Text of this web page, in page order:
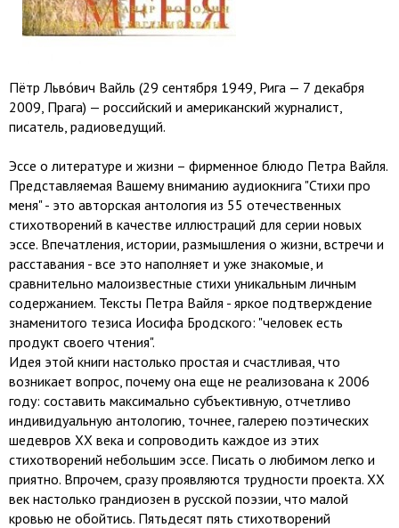
Пётр Льво́вич Вайль (29 сентября 1949, Рига — 7 декабря
2009, Прага) — российский и американский журналист,
писатель, радиоведущий.
Эссе о литературе и жизни – фирменное блюдо Петра Вайля.
Представляемая Вашему вниманию аудиокнига "Стихи про
меня" - это авторская антология из 55 отечественных
стихотворений в качестве иллюстраций для серии новых
эссе. Впечатления, истории, размышления о жизни, встречи и
расставания - все это наполняет и уже знакомые, и
сравнительно малоизвестные стихи уникальным личным
содержанием. Тексты Петра Вайля - яркое подтверждение
знаменитого тезиса Иосифа Бродского: "человек есть
продукт своего чтения".
Идея этой книги настолько простая и счастливая, что
возникает вопрос, почему она еще не реализована к 2006
году: составить максимально субъективную, отчетливо
индивидуальную антологию, точнее, галерею поэтических
шедевров ХХ века и сопроводить каждое из этих
стихотворений небольшим эссе. Писать о любимом легко и
приятно. Впрочем, сразу проявляются трудности проекта. ХХ
век настолько грандиозен в русской поэзии, что малой
кровью не обойтись. Пятьдесят пять стихотворений